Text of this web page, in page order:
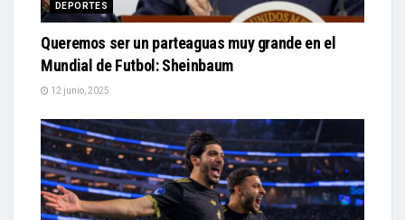
DEPORTES
Queremos ser un parteaguas muy grande en el
Mundial de Futbol: Sheinbaum
12 junio, 2025